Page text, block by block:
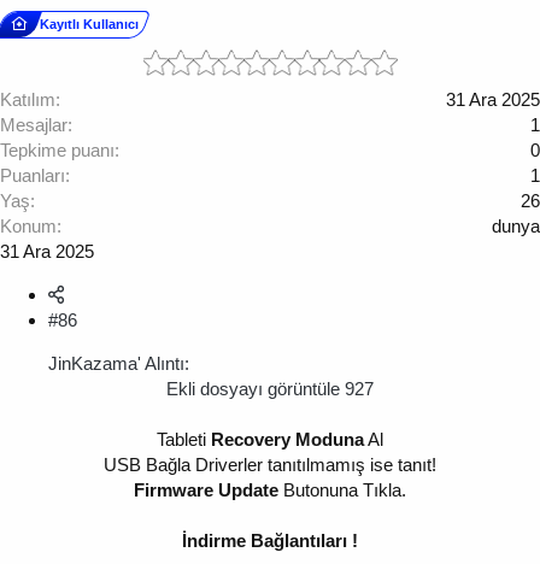
Kayıtlı Kullanıcı
Katılım
31 Ara 2025
Mesajlar
1
Tepkime puanı
0
Puanları
1
Yaş
26
Konum
dunya
31 Ara 2025
#86
JinKazama' Alıntı:
Ekli dosyayı görüntüle 927
Tableti Recovery ModunaAl
USB Bağla Driverler tanıtılmamış ise tanıt!
Firmware Update Butonuna Tıkla.
İndirme Bağlantıları !